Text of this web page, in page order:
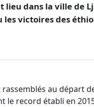
lieu dans la ville de
les victoires des
au départ
record établi en